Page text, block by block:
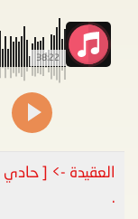
38:22
العقيدة -> [ حادي
.